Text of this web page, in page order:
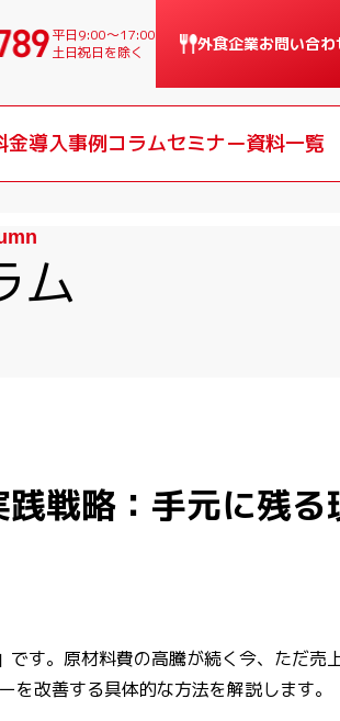
平日9:00〜17:00
土日祝日を除く
外食企業お問い合わ
金導入事例コラムセミナー資料一覧
ム
戦略：手元に残る
す。原材料費の高騰が続く今、ただ売
改善する具体的な方法を解説します。